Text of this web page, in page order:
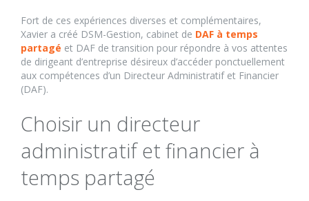
Fort de ces expériences diverses et complémentaires,
Xavier a créé DSM-Gestion, cabinet de DAF à temps
partagé et DAF de transition pour répondre à vos attentes
de dirigeant d’entreprise désireux d’accéder ponctuellement
aux compétences d’un Directeur Administratif et Financier
(DAF).
Choisir un directeur
administratif et financier à
temps partagé